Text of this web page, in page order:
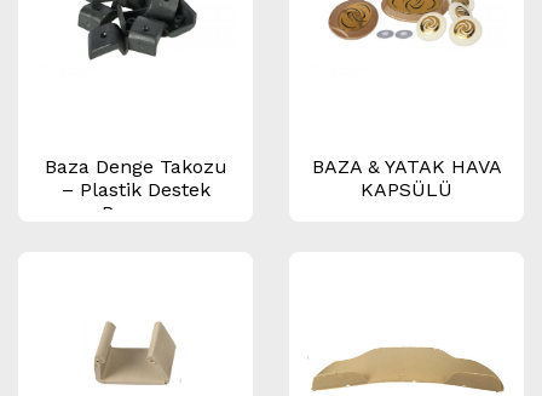
Baza Denge Takozu
– Plastik Destek
Parçası
BAZA & YATAK HAVA
KAPSÜLÜ